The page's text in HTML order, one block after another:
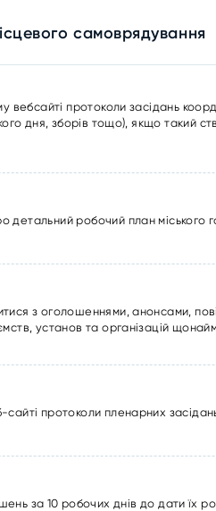
самоврядування
протоколи засідань
дня, зборів тощо), якщо такий
робочий план міського
з оголошеннями, анонсами,
установ та організацій
протоколи пленарних
за 10 робочих днів до дати їх